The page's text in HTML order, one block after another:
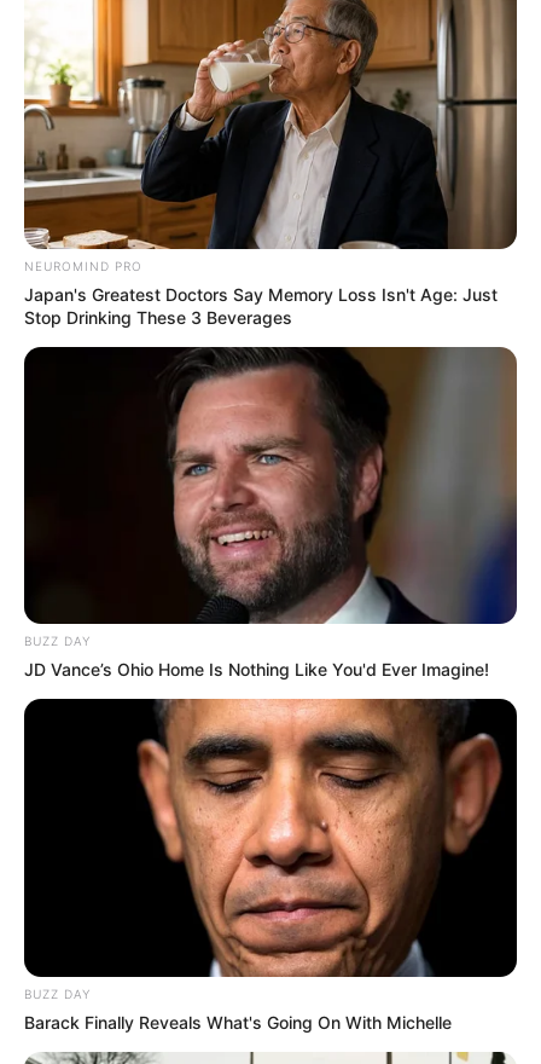
NEUROMIND PRO
Japan's Greatest Doctors Say Memory Loss Isn't Age: Just
Stop Drinking These 3 Beverages
BUZZ DAY
JD Vance’s Ohio Home Is Nothing Like You'd Ever Imagine!
BUZZ DAY
Barack Finally Reveals What's Going On With Michelle